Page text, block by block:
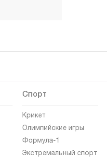
Спорт
Крикет
Олимпийские игры
Формула-1
Экстремальный спорт